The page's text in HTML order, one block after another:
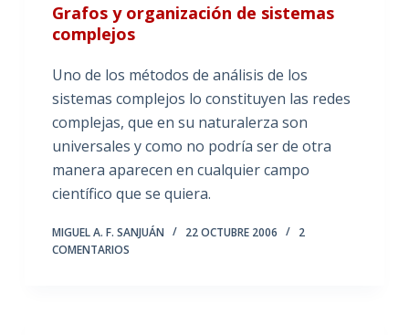
Grafos y organización de sistemas
complejos
Uno de los métodos de análisis de los
sistemas complejos lo constituyen las redes
complejas, que en su naturalerza son
universales y como no podría ser de otra
manera aparecen en cualquier campo
científico que se quiera.
MIGUEL A. F. SANJUÁN 22 OCTUBRE 2006
2
COMENTARIOS